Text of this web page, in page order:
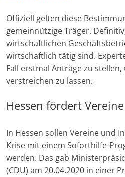
Offiziell gelten diese
gemeinnützige Träger.
wirtschaftlichen
wirtschaftlich tätig sind.
Fall erstmal Anträge zu
verstreichen zu lassen.
Hessen fördert
In Hessen sollen Vereine und
Krise mit einem Soforthilfe-
werden. Das gab
(CDU) am 20.04.2020 in einer